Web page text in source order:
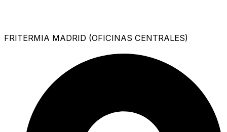
FRITERMIA MADRID (OFICINAS CENTRALES)